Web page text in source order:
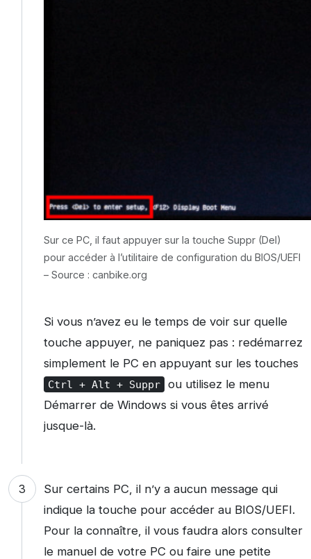
Sur ce PC, il faut appuyer sur la touche Suppr (Del)
pour accéder à l’utilitaire de configuration du BIOS/UEFI
– Source : canbike.org
Si vous n’avez eu le temps de voir sur quelle
touche appuyer, ne paniquez pas : redémarrez
simplement le PC en appuyant sur les touches
Ctrl + Alt + Suppr
ou utilisez le menu
Démarrer de Windows si vous êtes arrivé
jusque-là.
Sur certains PC, il n’y a aucun message qui
indique la touche pour accéder au BIOS/UEFI.
Pour la connaître, il vous faudra alors consulter
le manuel de votre PC ou faire une petite